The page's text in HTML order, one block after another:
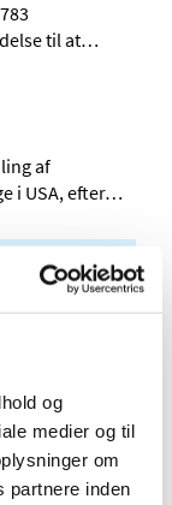
og
medier og til
om
partnere inden
til at…
af
i USA, efter…